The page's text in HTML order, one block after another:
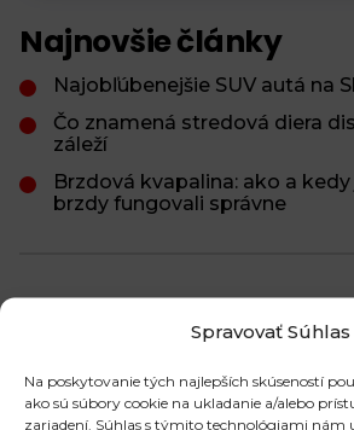
Spravovať Súhlas
Na poskytovanie tých najlepších skúseností
ako sú súbory cookie na ukladanie a/alebo
zariadení. Súhlas s týmito technológiami nám
Najnovšie články
Najobľúbenejšie SUV autá na
Čo znamená stredová diera
záleží
Brzdová kvapalina: ako a
brzdy fungovali správne
Najčítanejšie články
posledných testoch?
Plechové a hliníkové disky: Aký